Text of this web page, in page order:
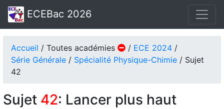
ECEBac 2026
Accueil / Toutes académies / ECE 2024 /
Série Générale / Spécialité Physique-Chimie / Sujet
42
Sujet 42: Lancer plus haut